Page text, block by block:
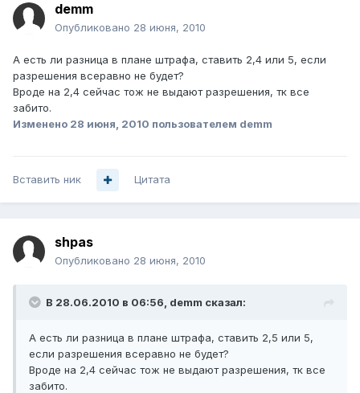
demm
Опубликовано 28 июня, 2010
А есть ли разница в плане штрафа, ставить 2,4 или 5, если
разрешения всеравно не будет?
Вроде на 2,4 сейчас тож не выдают разрешения, тк все
забито.
Изменено 28 июня, 2010 пользователем demm
Вставить ник Цитата
shpas
Опубликовано 28 июня, 2010
В 28.06.2010 в 06:56, demm сказал:
А есть ли разница в плане штрафа, ставить 2,5 или 5,
если разрешения всеравно не будет?
Вроде на 2,4 сейчас тож не выдают разрешения, тк все
забито.